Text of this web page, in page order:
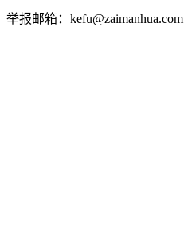
举报邮箱：kefu@zaimanhua.com